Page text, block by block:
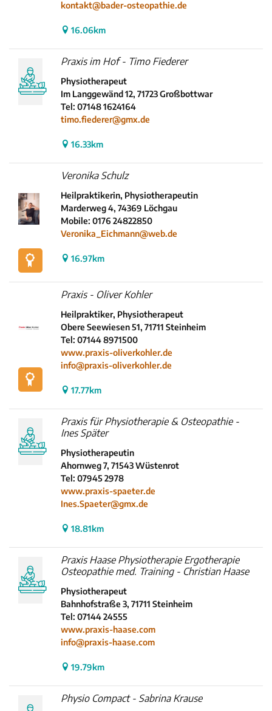
kontakt@bader-osteopathie.de
16.06km
Praxis im Hof - Timo Fiederer
Physiotherapeut
Im Langgewänd 12, 71723 Großbottwar
Tel: 07148 1624164
timo.fiederer@gmx.de
16.33km
Veronika Schulz
Heilpraktikerin, Physiotherapeutin
Marderweg 4, 74369 Löchgau
Mobile: 0176 24822850
Veronika_Eichmann@web.de
16.97km
Praxis - Oliver Kohler
Heilpraktiker, Physiotherapeut
Obere Seewiesen 51, 71711 Steinheim
Tel: 07144 8971500
www.praxis-oliverkohler.de
info@praxis-oliverkohler.de
17.77km
Praxis für Physiotherapie & Osteopathie -
Ines Später
Physiotherapeutin
Ahornweg 7, 71543 Wüstenrot
Tel: 07945 2978
www.praxis-spaeter.de
Ines.Spaeter@gmx.de
18.81km
Praxis Haase Physiotherapie Ergotherapie
Osteopathie med. Training - Christian Haase
Physiotherapeut
Bahnhofstraße 3, 71711 Steinheim
Tel: 07144 24555
www.praxis-haase.com
info@praxis-haase.com
19.79km
Physio Compact - Sabrina Krause